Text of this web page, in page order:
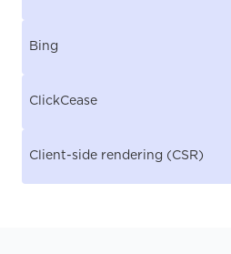
Bing
ClickCease
Client-side rendering (CSR)